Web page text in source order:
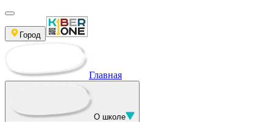
Город
Главная
О школе